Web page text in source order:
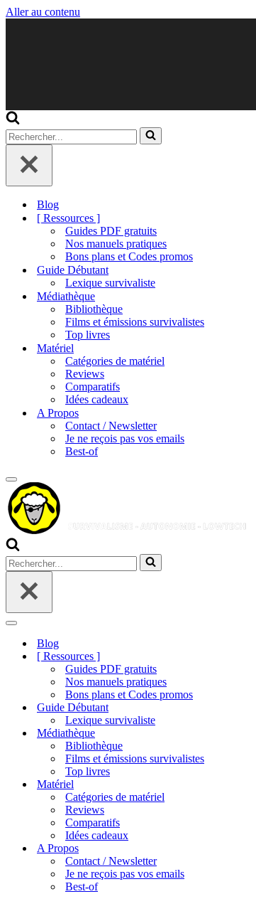
Aller au contenu
Rechercher...
Blog
[ Ressources ]
Guides PDF gratuits
Nos manuels pratiques
Bons plans et Codes promos
Guide Débutant
Lexique survivaliste
Médiathèque
Bibliothèque
Films et émissions survivalistes
Top livres
Matériel
Catégories de matériel
Reviews
Comparatifs
Idées cadeaux
A Propos
Contact / Newsletter
Je ne reçois pas vos emails
Best-of
Menu
de
navigation
Rechercher...
Menu
navigation
Blog
[ Ressources ]
Guides PDF gratuits
Nos manuels pratiques
Bons plans et Codes promos
Guide Débutant
Lexique survivaliste
Médiathèque
Bibliothèque
Films et émissions survivalistes
Top livres
Matériel
Catégories de matériel
Reviews
Comparatifs
Idées cadeaux
A Propos
Contact / Newsletter
Je ne reçois pas vos emails
Best-of